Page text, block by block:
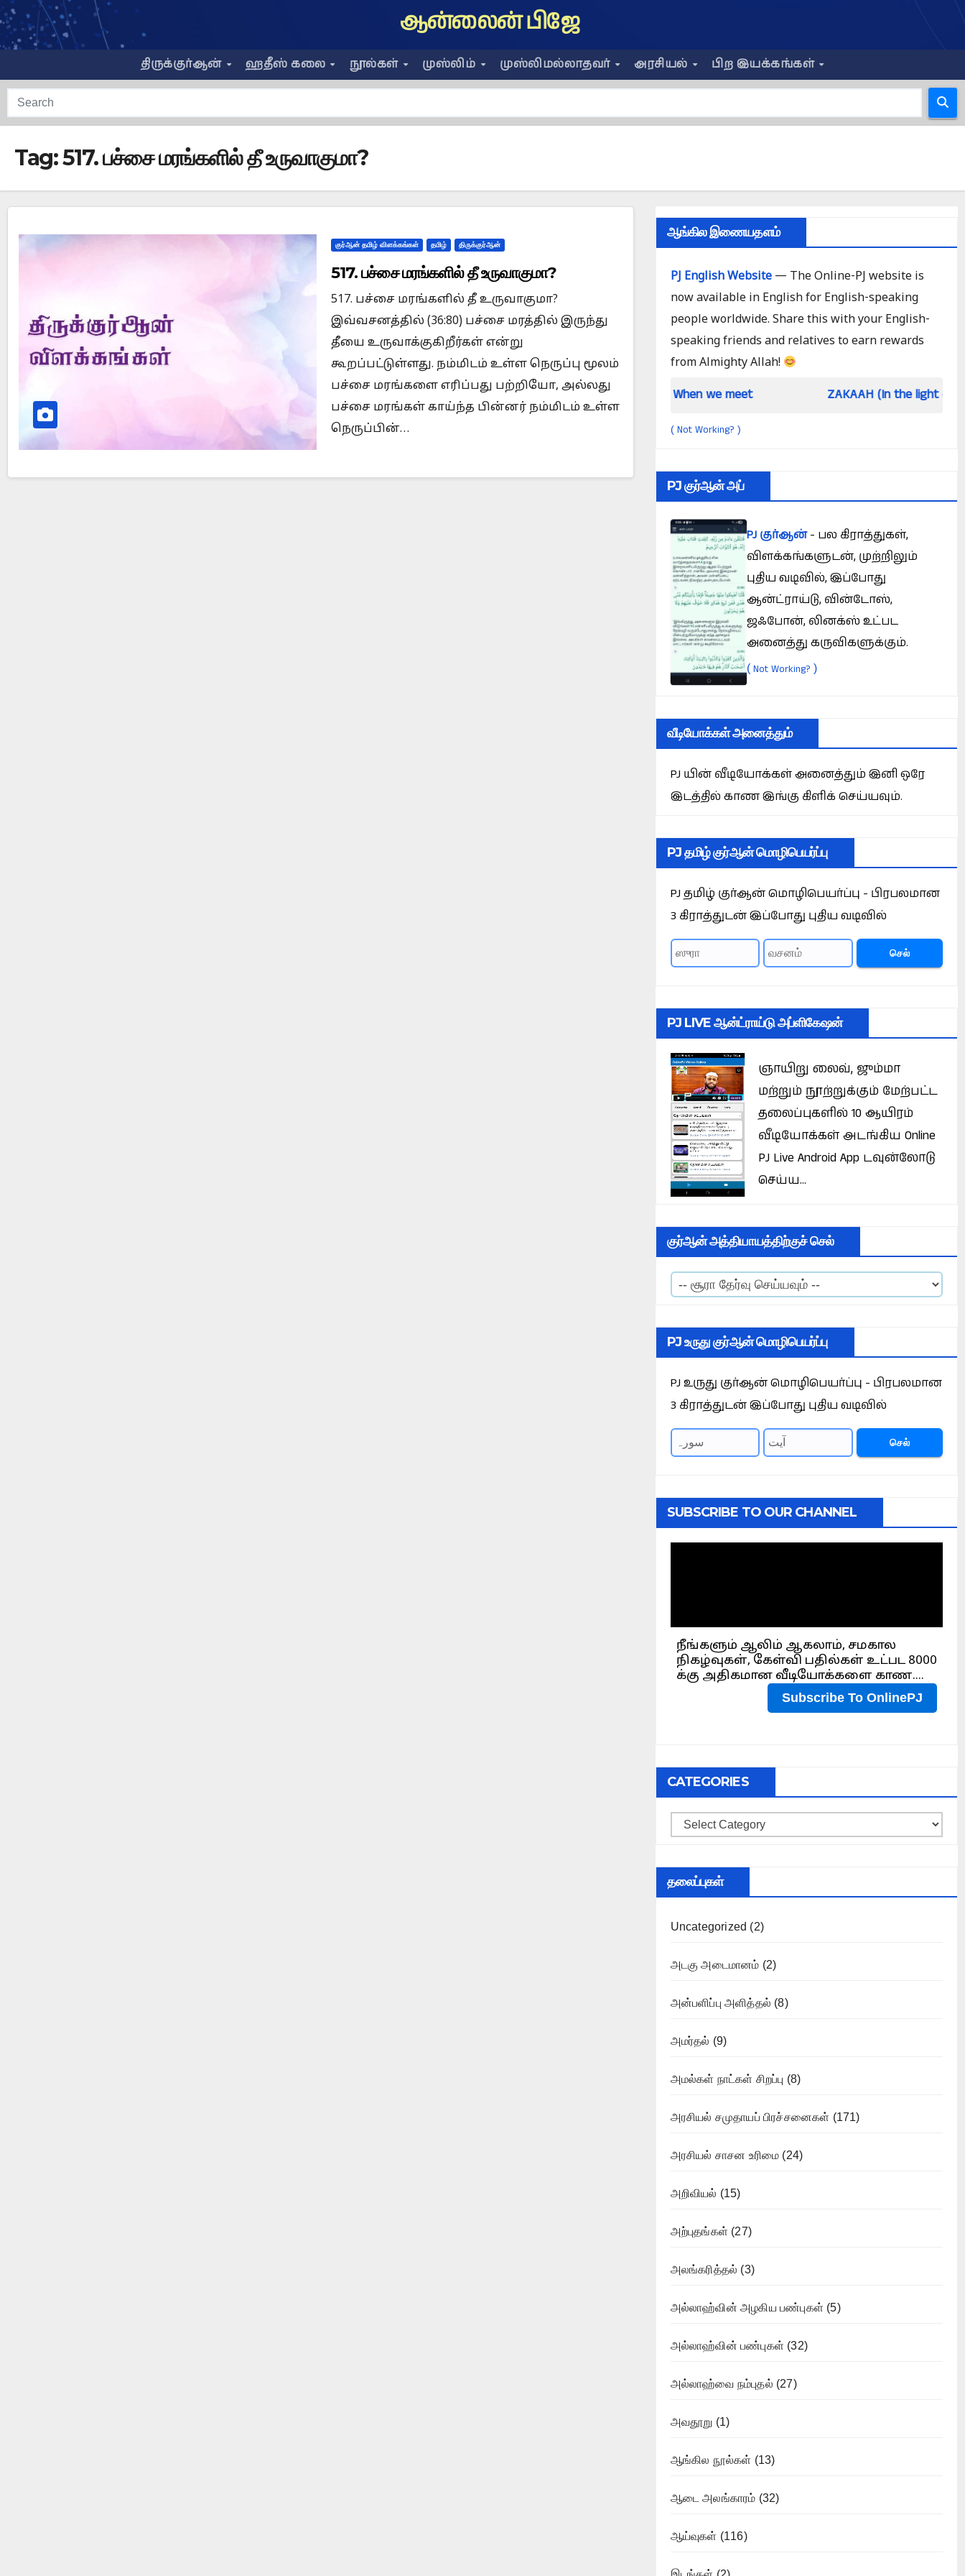
Skip
to
content
ஆன்லைன் பிஜே
திருக்குர்ஆன் ஹதீஸ் கலை நூல்கள் முஸ்லிம் முஸ்லிமல்லாதவர் அரசியல் பிற இயக்கங்கள்
Tag:517. பச்சை மரங்களில் தீ உருவாகுமா?
குர்ஆன் தமிழ் விளக்கங்கள் தமிழ் திருக்குர்ஆன்
517. பச்சை மரங்களில் தீ உருவாகுமா?
517. பச்சை மரங்களில் தீ உருவாகுமா?
இவ்வசனத்தில் (36:80) பச்சை மரத்தில் இருந்து
தீயை உருவாக்குகிறீர்கள் என்று
கூறப்பட்டுள்ளது. நம்மிடம் உள்ள நெருப்பு மூலம்
பச்சை மரங்களை எரிப்பது பற்றியோ, அல்லது
பச்சை மரங்கள் காய்ந்த பின்னர் நம்மிடம் உள்ள
நெருப்பின்…
ஆங்கில இணையதளம்
PJ English Website— The Online-PJ website is
now available in English for English-speaking
people worldwide. Share this with your English-
speaking friends and relatives to earn rewards
from Almighty Allah!
Is Prophet Muhammad superior to Jesus? When we meet ZAKAAH (In the light of Qur an and
( Not Working? )
PJ குர்ஆன் அப்
PJ குர்ஆன்- பல கிராத்துகள்,
விளக்கங்களுடன், முற்றிலும்
புதிய வடிவில், இப்போது
ஆன்ட்ராய்டு, வின்டோஸ்,
ஜஃபோன், லினக்ஸ் உட்பட
அனைத்து கருவிகளுக்கும்.
( Not Working? )
வீடியோக்கள் அனைத்தும்
PJ யின் வீடியோக்கள் அனைத்தும் இனி ஒரே
இடத்தில் காண இங்கு கிளிக் செய்யவும்.
PJ தமிழ் குர்ஆன் மொழிபெயர்ப்பு
PJ தமிழ் குர்ஆன் மொழிபெயர்ப்பு - பிரபலமான
3 கிராத்துடன் இப்போது புதிய வடிவில்
செல்
PJ LIVE ஆன்ட்ராய்டு அப்ளிகேஷன்
ஞாயிறு லைவ், ஜும்மா
மற்றும் நூற்றுக்கும் மேற்பட்ட
தலைப்புகளில் 10 ஆயிரம்
வீடியோக்கள் அடங்கிய Online
PJ Live Android App டவுன்லோடு
செய்ய...
குர்ஆன் அத்தியாயத்திற்குச் செல்
PJ உருது குர்ஆன் மொழிபெயர்ப்பு
PJ உருது குர்ஆன் மொழிபெயர்ப்பு - பிரபலமான
3 கிராத்துடன் இப்போது புதிய வடிவில்
செல்
SUBSCRIBE TO OUR CHANNEL
CATEGORIES
Categories
தலைப்புகள்
Uncategorized (2)
அடகு அடைமானம் (2)
அன்பளிப்பு அளித்தல் (8)
அமர்தல் (9)
அமல்கள் நாட்கள் சிறப்பு (8)
அரசியல் சமுதாயப் பிரச்சனைகள் (171)
அரசியல் சாசன உரிமை (24)
அறிவியல் (15)
அற்புதங்கள் (27)
அலங்கரித்தல் (3)
அல்லாஹ்வின் அழகிய பண்புகள் (5)
அல்லாஹ்வின் பண்புகள் (32)
அல்லாஹ்வை நம்புதல் (27)
அவதூறு (1)
ஆங்கில நூல்கள் (13)
ஆடை அலங்காரம் (32)
ஆய்வுகள் (116)